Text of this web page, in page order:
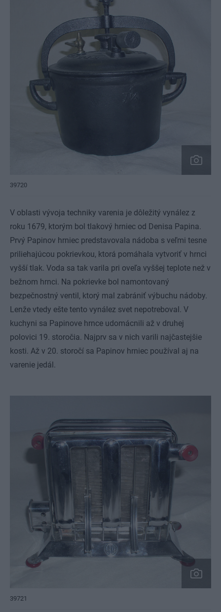
39720
V oblasti vývoja techniky varenia je dôležitý vynález z
roku 1679, ktorým bol tlakový hrniec od Denisa Papina.
Prvý Papinov hrniec predstavovala nádoba s veľmi tesne
priliehajúcou pokrievkou, ktorá pomáhala vytvoriť v hrnci
vyšší tlak. Voda sa tak varila pri oveľa vyššej teplote než v
bežnom hrnci. Na pokrievke bol namontovaný
bezpečnostný ventil, ktorý mal zabrániť výbuchu nádoby.
Lenže vtedy ešte tento vynález svet nepotreboval. V
kuchyni sa Papinove hrnce udomácnili až v druhej
polovici 19. storočia. Najprv sa v nich varili najčastejšie
kosti. Až v 20. storočí sa Papinov hrniec používal aj na
varenie jedál.
39721